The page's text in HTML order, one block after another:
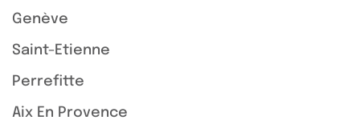
Genève
Saint-Etienne
Perrefitte
Aix En Provence